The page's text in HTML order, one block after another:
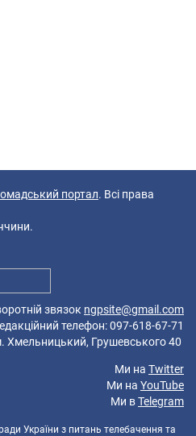
портал. Всі права
звязок ngpsite@gmail.com
телефон: 097-618-67-71
Грушевського 40
Ми на Twitter
Ми на YouTube
Ми вTelegram
України з питань телебачення та